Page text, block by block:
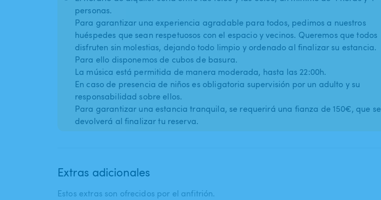
personas.
Para garantizar una experiencia agradable para todos, pedimos a nuestros
huéspedes que sean respetuosos con el espacio y vecinos. Queremos que todos
disfruten sin molestias, dejando todo limpio y ordenado al finalizar su estancia.
Para ello disponemos de cubos de basura.
La música está permitida de manera moderada, hasta las 22:00h.
En caso de presencia de niños es obligatoria supervisión por un adulto y su
responsabilidad sobre ellos.
Para garantizar una estancia tranquila, se requerirá una fianza de 150€, que se
devolverá al finalizar tu reserva.
Extras adicionales
Estos extras son ofrecidos por el anfitrión.